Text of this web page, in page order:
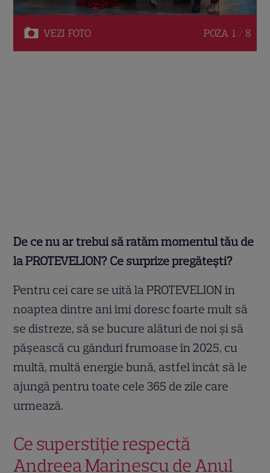
VEZI FOTO POZA 1 / 8
De ce nu ar trebui să ratăm momentul tău de
la PROTEVELION? Ce surprize pregătești?
Pentru cei care se uită la PROTEVELION în
noaptea dintre ani îmi doresc foarte mult să
se distreze, să se bucure alături de noi și să
pășească cu gânduri frumoase în 2025, cu
multă, multă energie bună, astfel încât să le
ajungă pentru toate cele 365 de zile care
urmează.
Ce superstiție respectă
Andreea Marinescu de Anul